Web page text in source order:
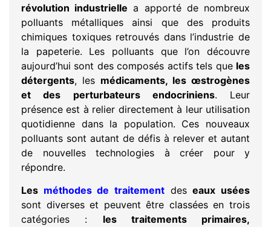
révolution industrielle a apporté de nombreux
polluants métalliques ainsi que des produits
chimiques toxiques retrouvés dans l’industrie de
la papeterie. Les polluants que l’on découvre
aujourd’hui sont des composés actifs tels que les
détergents, les médicaments, les œstrogènes
et des perturbateurs endocriniens. Leur
présence est à relier directement à leur utilisation
quotidienne dans la population. Ces nouveaux
polluants sont autant de défis à relever et autant
de nouvelles technologies à créer pour y
répondre.
Les méthodes de traitement deseaux usées
sont diverses et peuvent être classées en trois
catégories : les traitements primaires,